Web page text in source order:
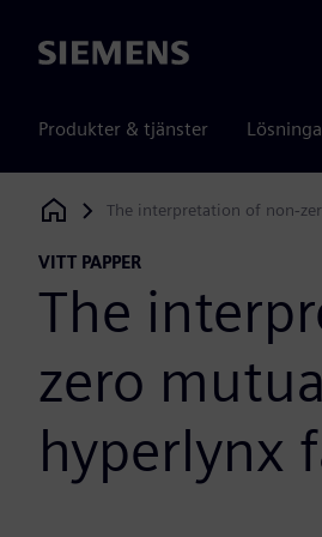
Siemens
Produkter & tjänster
Siemens Digital Industries Software
The interpretation of
VITT PAPPER
The
zero
hyperlynx